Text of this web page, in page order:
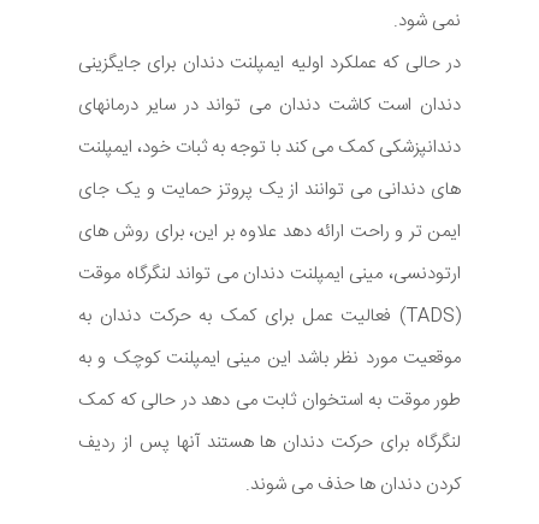
نمی شود.
در حالی که عملکرد اولیه ایمپلنت دندان برای جایگزینی
دندان است کاشت دندان می تواند در سایر درمانهای
دندانپزشکی کمک می کند با توجه به ثبات خود، ایمپلنت
های دندانی می توانند از یک پروتز حمایت و یک جای
ایمن تر و راحت ارائه دهد علاوه بر این، برای روش های
ارتودنسی، مینی ایمپلنت دندان می تواند لنگرگاه موقت
(TADS) فعالیت عمل برای کمک به حرکت دندان به
موقعیت مورد نظر باشد این مینی ایمپلنت کوچک و به
طور موقت به استخوان ثابت می دهد در حالی که کمک
لنگرگاه برای حرکت دندان ها هستند آنها پس از ردیف
کردن دندان ها حذف می شوند.